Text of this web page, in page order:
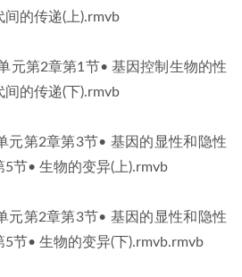
的传递(上).rmvb
元第2章第1节• 基因控制生物的性
的传递(下).rmvb
元第2章第3节• 基因的显性和隐性
节• 生物的变异(上).rmvb
元第2章第3节• 基因的显性和隐性
节• 生物的变异(下).rmvb.rmvb